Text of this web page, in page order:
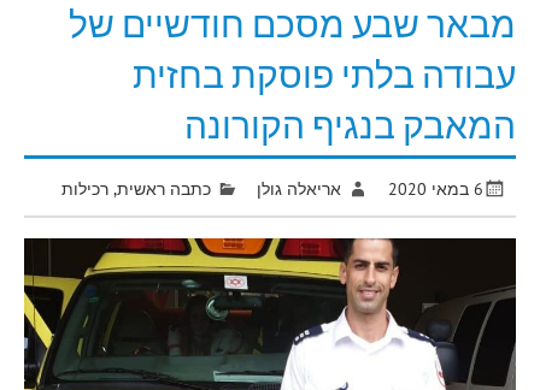
מבאר שבע מסכם חודשיים של
עבודה בלתי פוסקת בחזית
המאבק בנגיף הקורונה
6 במאי 2020 אריאלה גולן כתבה ראשית,רכילות